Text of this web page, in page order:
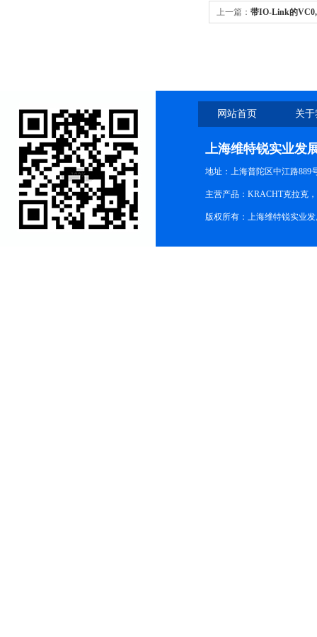
上一篇： 带IO-Link的
网站首页 关
上海维特锐实业发
地址：上海普陀区中江路889
主营产品：KRACHT克拉克
版权所有：上海维特锐实业